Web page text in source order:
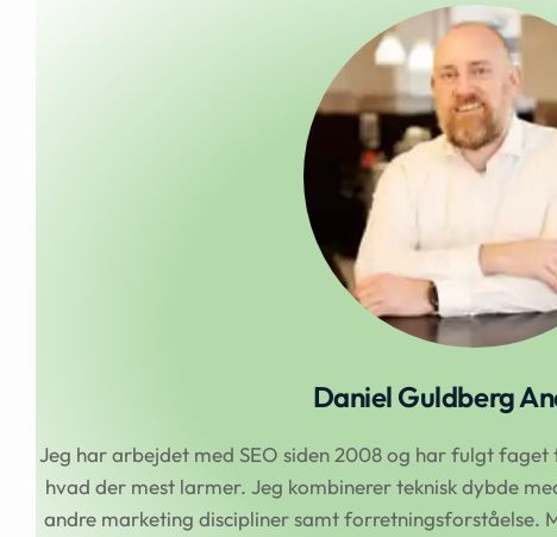
Daniel Guldberg
Jeg har arbejdet med SEO siden 2008 og har fulgt
hvad der mest larmer. Jeg kombinerer teknisk dybde
andre marketing discipliner samt forretningsforståelse.